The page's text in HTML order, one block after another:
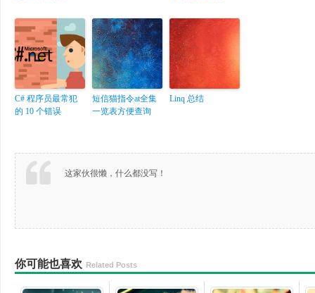
C# 程序员最常犯
的 10 个错误
短信猫指令at全集
一览表方便查询
Linq 总结
这家伙很懒，什么都没写！
你可能也喜欢 Related Posts